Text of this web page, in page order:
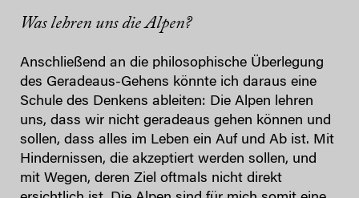
Was lehren uns die Alpen?
Anschließend an die philosophische Überlegung
des Geradeaus-Gehens könnte ich daraus eine
Schule des Denkens ableiten: Die Alpen lehren
uns, dass wir nicht geradeaus gehen können und
sollen, dass alles im Leben ein Auf und Ab ist. Mit
Hindernissen, die akzeptiert werden sollen, und
mit Wegen, deren Ziel oftmals nicht direkt